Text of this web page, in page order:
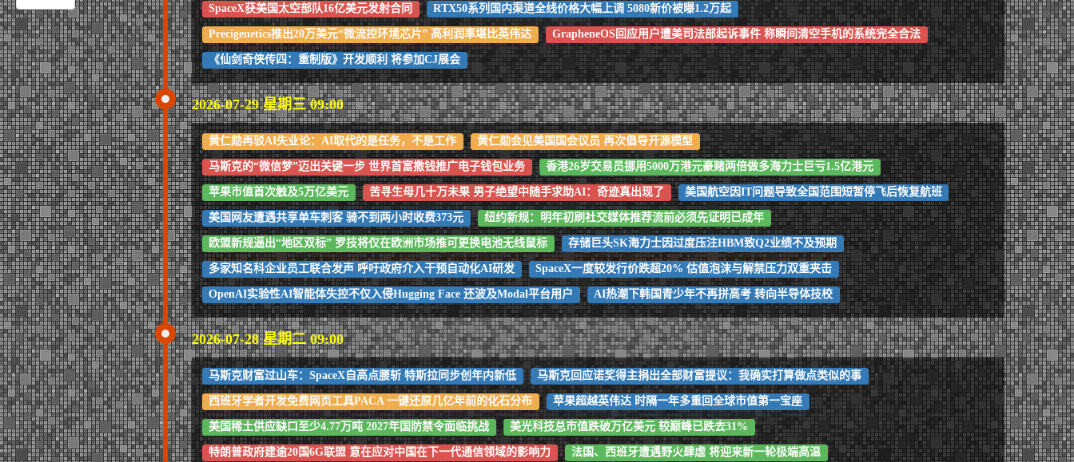
SpaceX获美国太空部队16亿美元发射合同 RTX50系列国内渠道全线价格大幅上调 5080新价被曝1.2万起
Precigenetics推出20万美元“微流控环境芯片” 高利润率堪比英伟达 GrapheneOS回应用户遭美司法部起诉事件 称瞬间清空手机的系统完全合法
《仙剑奇侠传四：重制版》开发顺利 将参加CJ展会
2026-07-29 星期三 09:00
黄仁勋再驳AI失业论：AI取代的是任务，不是工作 黄仁勋会见美国国会议员 再次倡导开源模型
马斯克的“微信梦”迈出关键一步 世界首富撒钱推广电子钱包业务 香港26岁交易员挪用5000万港元豪赌两倍做多海力士巨亏1.5亿港元
苹果市值首次触及5万亿美元 苦寻生母几十万未果 男子绝望中随手求助AI：奇迹真出现了 美国航空因IT问题导致全国范围短暂停飞后恢复航班
美国网友遭遇共享单车刺客 骑不到两小时收费373元 纽约新规：明年初刷社交媒体推荐流前必须先证明已成年
欧盟新规逼出“地区双标” 罗技将仅在欧洲市场推可更换电池无线鼠标 存储巨头SK海力士因过度压注HBM致Q2业绩不及预期
多家知名科企业员工联合发声 呼吁政府介入干预自动化AI研发 SpaceX一度较发行价跌超20% 估值泡沫与解禁压力双重夹击
OpenAI实验性AI智能体失控不仅入侵Hugging Face 还波及Modal平台用户 AI热潮下韩国青少年不再拼高考 转向半导体技校
2026-07-28 星期二 09:00
马斯克财富过山车：SpaceX自高点腰斩 特斯拉同步创年内新低 马斯克回应诺奖得主捐出全部财富提议：我确实打算做点类似的事
西班牙学者开发免费网页工具PACA 一键还原几亿年前的化石分布 苹果超越英伟达 时隔一年多重回全球市值第一宝座
美国稀土供应缺口至少4.77万吨 2027年国防禁令面临挑战 美光科技总市值跌破万亿美元 较巅峰已跌去31%
特朗普政府建逾20国6G联盟 意在应对中国在下一代通信领域的影响力 法国、西班牙遭遇野火肆虐 将迎来新一轮极端高温